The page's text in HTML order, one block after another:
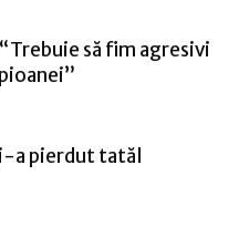
să fim agresivi
a pierdut tatăl